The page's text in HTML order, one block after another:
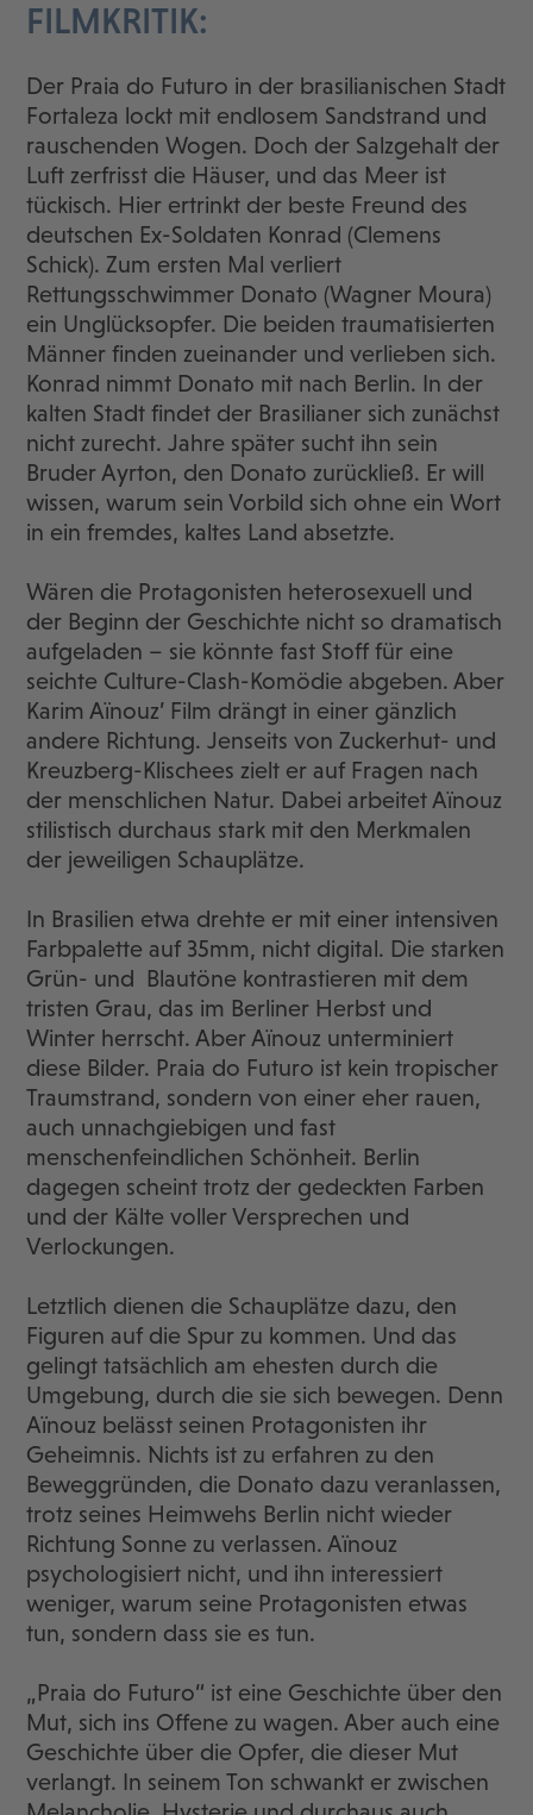
FILMKRITIK:
Der Praia do Futuro in der brasilianischen Stadt
Fortaleza lockt mit endlosem Sandstrand und
rauschenden Wogen. Doch der Salzgehalt der
Luft zerfrisst die Häuser, und das Meer ist
tückisch. Hier ertrinkt der beste Freund des
deutschen Ex-Soldaten Konrad (Clemens
Schick). Zum ersten Mal verliert
Rettungsschwimmer Donato (Wagner Moura)
ein Unglücksopfer. Die beiden traumatisierten
Männer finden zueinander und verlieben sich.
Konrad nimmt Donato mit nach Berlin. In der
kalten Stadt findet der Brasilianer sich zunächst
nicht zurecht. Jahre später sucht ihn sein
Bruder Ayrton, den Donato zurückließ. Er will
wissen, warum sein Vorbild sich ohne ein Wort
in ein fremdes, kaltes Land absetzte.
Wären die Protagonisten heterosexuell und
der Beginn der Geschichte nicht so dramatisch
aufgeladen – sie könnte fast Stoff für eine
seichte Culture-Clash-Komödie abgeben. Aber
Karim Aïnouz’ Film drängt in einer gänzlich
andere Richtung. Jenseits von Zuckerhut- und
Kreuzberg-Klischees zielt er auf Fragen nach
der menschlichen Natur. Dabei arbeitet Aïnouz
stilistisch durchaus stark mit den Merkmalen
der jeweiligen Schauplätze.
In Brasilien etwa drehte er mit einer intensiven
Farbpalette auf 35mm, nicht digital. Die starken
Grün- und Blautöne kontrastieren mit dem
tristen Grau, das im Berliner Herbst und
Winter herrscht. Aber Aïnouz unterminiert
diese Bilder. Praia do Futuro ist kein tropischer
Traumstrand, sondern von einer eher rauen,
auch unnachgiebigen und fast
menschenfeindlichen Schönheit. Berlin
dagegen scheint trotz der gedeckten Farben
und der Kälte voller Versprechen und
Verlockungen.
Letztlich dienen die Schauplätze dazu, den
Figuren auf die Spur zu kommen. Und das
gelingt tatsächlich am ehesten durch die
Umgebung, durch die sie sich bewegen. Denn
Aïnouz belässt seinen Protagonisten ihr
Geheimnis. Nichts ist zu erfahren zu den
Beweggründen, die Donato dazu veranlassen,
trotz seines Heimwehs Berlin nicht wieder
Richtung Sonne zu verlassen. Aïnouz
psychologisiert nicht, und ihn interessiert
weniger, warum seine Protagonisten etwas
tun, sondern dass sie es tun.
„Praia do Futuro“ ist eine Geschichte über den
Mut, sich ins Offene zu wagen. Aber auch eine
Geschichte über die Opfer, die dieser Mut
verlangt. In seinem Ton schwankt er zwischen